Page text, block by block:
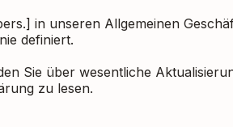
in unseren Allgemeinen
definiert.
Sie über wesentliche
zu lesen.